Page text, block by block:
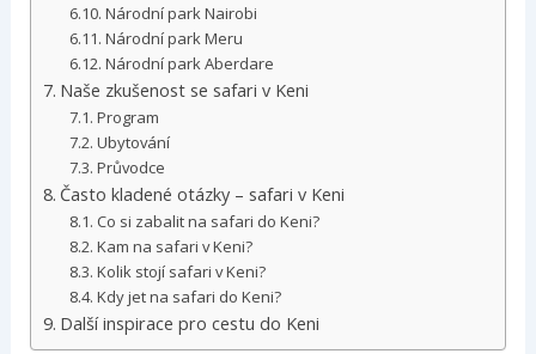
Národní park Nairobi
Národní park Meru
Národní park Aberdare
Naše zkušenost se safari v Keni
Program
Ubytování
Průvodce
Často kladené otázky – safari v Keni
Co si zabalit na safari do Keni?
Kam na safari v Keni?
Kolik stojí safari v Keni?
Kdy jet na safari do Keni?
Další inspirace pro cestu do Keni